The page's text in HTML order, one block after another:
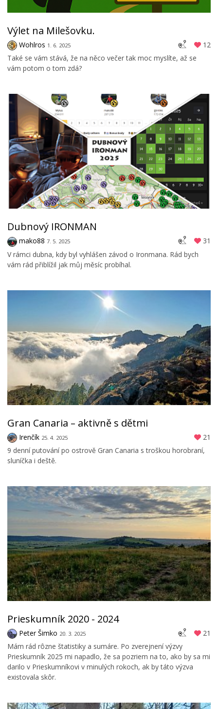
Výlet na Milešovku.
Wohlros 1. 6. 2025
12
Také se vám stává, že na něco večer tak moc myslíte, až se
vám potom o tom zdá?
Dubnový IRONMAN
mako88 7. 5. 2025
31
V rámci dubna, kdy byl vyhlášen závod o Ironmana. Rád bych
vám rád přiblížil jak můj měsíc probíhal.
Gran Canaria – aktivně s dětmi
Irenčík 25. 4. 2025
21
9 denní putování po ostrově Gran Canaria s troškou horobraní,
sluníčka i deště.
Prieskumník 2020 - 2024
Peter Šimko 20. 3. 2025
21
Mám rád rôzne štatistiky a sumáre. Po zverejnení výzvy
Prieskumník 2025 mi napadlo, že sa pozriem na to, ako by sa mi
darilo v Prieskumníkovi v minulých rokoch, ak by táto výzva
existovala skôr.